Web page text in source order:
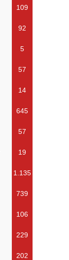
109
92
5
57
14
645
57
19
1.135
739
106
229
202